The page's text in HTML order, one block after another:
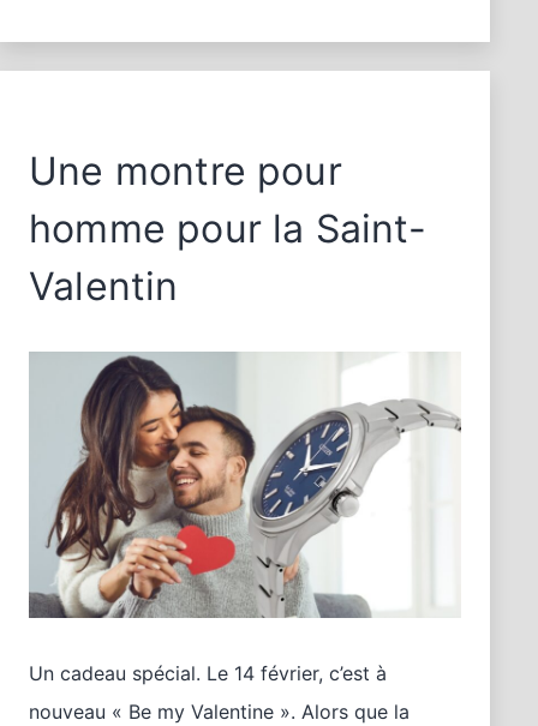
Une montre pour
homme pour la Saint-
Valentin
Un cadeau spécial. Le 14 février, c’est à
nouveau « Be my Valentine ». Alors que la